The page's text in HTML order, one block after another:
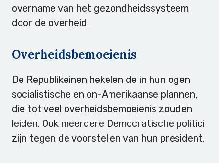
overname van het gezondheidssysteem
door de overheid.
Overheidsbemoeienis
De Republikeinen hekelen de in hun ogen
socialistische en on-Amerikaanse plannen,
die tot veel overheidsbemoeienis zouden
leiden. Ook meerdere Democratische politici
zijn tegen de voorstellen van hun president.